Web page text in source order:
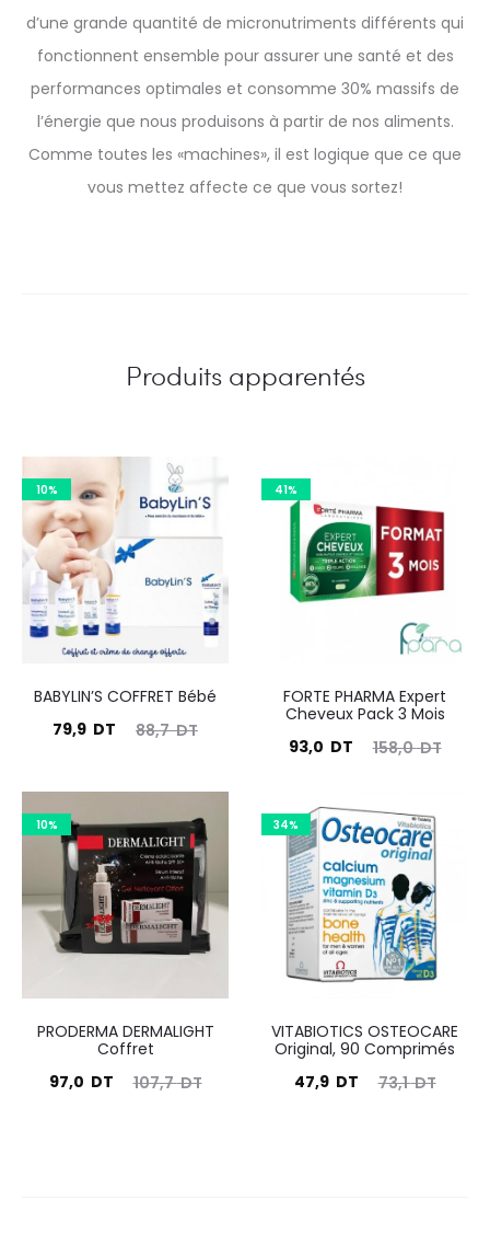
d’une grande quantité de micronutriments différents qui
fonctionnent ensemble pour assurer une santé et des
performances optimales et consomme 30% massifs de
l’énergie que nous produisons à partir de nos aliments.
Comme toutes les «machines», il est logique que ce que
vous mettez affecte ce que vous sortez!
Produits apparentés
10%
BABYLIN’S COFFRET Bébé
88,7DT
Le
initial
était :
88,7
DT.
79,9 DT
actuel
est :
DT.
41%
FORTE PHARMA Expert
Cheveux Pack 3 Mois
158,0DT
Le
initial
était :
158,0
DT.
93,0 DT
actuel
93,0
DT.
10%
PRODERMA DERMALIGHT
Coffret
107,7DT
Le
97,0 DT
34%
VITABIOTICS OSTEOCARE
Original, 90 Comprimés
73,1DT
Le
47,9 DT